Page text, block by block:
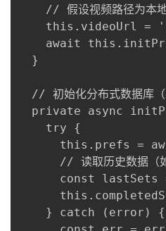
// 假设视频路径为本
this.videoUrl =
await
  }
// 初始化分布式数据库（
private async
    try {
this.prefs =
// 读取历史数据（
const lastSets
    } catch (error) {